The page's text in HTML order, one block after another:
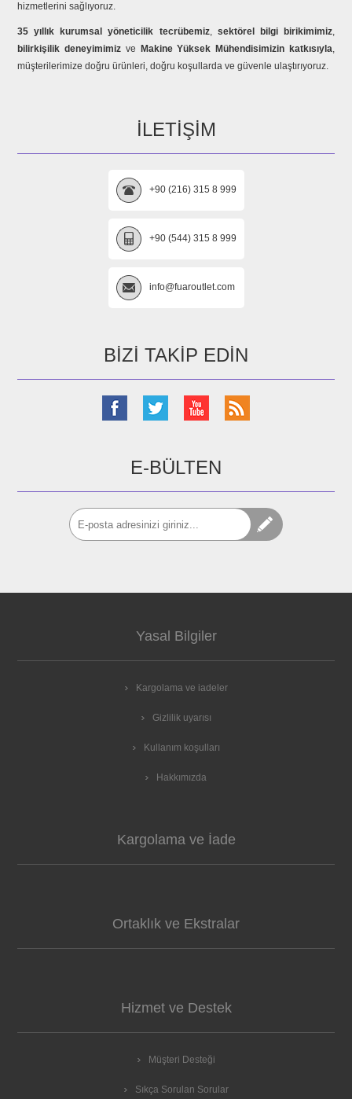
hizmetlerini sağlıyoruz.
35 yıllık kurumsal yöneticilik tecrübemiz, sektörel bilgi birikimimiz,
bilirkişilik deneyimimiz ve Makine Yüksek Mühendisimizin katkısıyla,
müşterilerimize doğru ürünleri, doğru koşullarda ve güvenle ulaştırıyoruz.
İLETIŞIM
+90 (216) 315 8 999
+90 (544) 315 8 999
info@fuaroutlet.com
BIZI TAKIP EDIN
E-BÜLTEN
Yasal Bilgiler
Kargolama ve iadeler
Gizlilik uyarısı
Kullanım koşulları
Hakkımızda
Kargolama ve İade
Ortaklık ve Ekstralar
Hizmet ve Destek
Müşteri Desteği
Sıkça Sorulan Sorular